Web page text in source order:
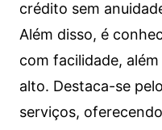
crédito sem
Além disso, é
com facilidade,
alto. Destaca-se
serviços,